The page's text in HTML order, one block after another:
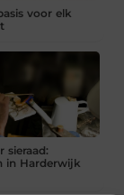
voor elk
sieraad:
in Harderwijk